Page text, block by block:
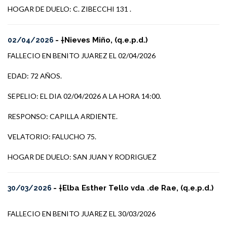
HOGAR DE DUELO: C. ZIBECCHI 131 .
02/04/2026 - †Nieves Miño, (q.e.p.d.)
FALLECIO EN BENITO JUAREZ EL 02/04/2026
EDAD: 72 AÑOS.
SEPELIO: EL DIA 02/04/2026 A LA HORA 14:00.
RESPONSO: CAPILLA ARDIENTE.
VELATORIO: FALUCHO 75.
HOGAR DE DUELO: SAN JUAN Y RODRIGUEZ
30/03/2026 - †Elba Esther Tello vda .de Rae, (q.e.p.d.)
FALLECIO EN BENITO JUAREZ EL 30/03/2026